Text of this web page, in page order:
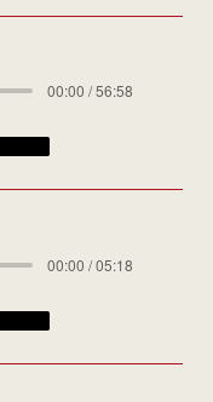
00:00 / 56:58
00:00 / 05:18